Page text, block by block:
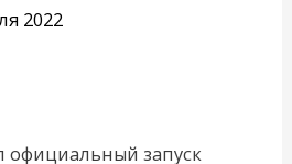
2022
официальный запуск